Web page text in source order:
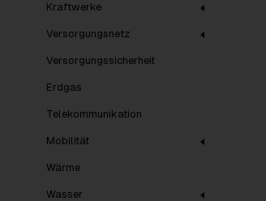
Kraftwerke
Versorgungsnetz
Versorgungssicherheit
Erdgas
Telekommunikation
Mobilität
Wärme
Wasser